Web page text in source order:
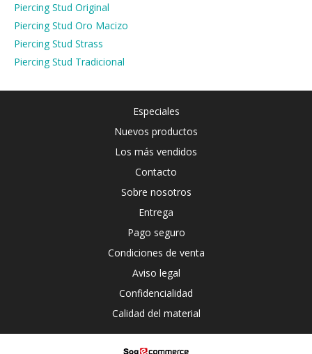
Piercing Stud Original
Piercing Stud Oro Macizo
Piercing Stud Strass
Piercing Stud Tradicional
Especiales
Nuevos productos
Los más vendidos
Contacto
Sobre nosotros
Entrega
Pago seguro
Condiciones de venta
Aviso legal
Confidencialidad
Calidad del material